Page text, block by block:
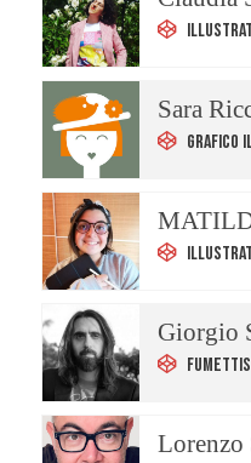
Sara
Grafico
Giorgio
Lorenzo